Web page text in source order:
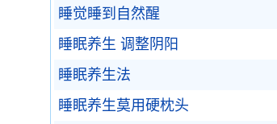
睡觉睡到自然醒
睡眠养生 调整阴阳
睡眠养生法
睡眠养生莫用硬枕头